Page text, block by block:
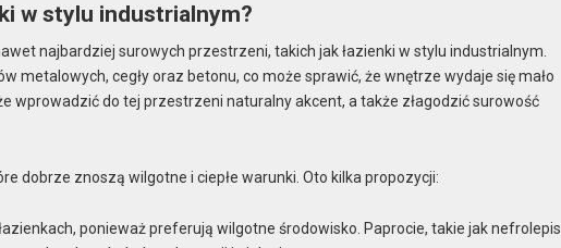
w stylu industrialnym?
najbardziej surowych przestrzeni, takich jak łazienki w stylu industrialnym.
metalowych, cegły oraz betonu, co może sprawić, że wnętrze wydaje się mało
wprowadzić do tej przestrzeni naturalny akcent, a także złagodzić surowość
dobrze znoszą wilgotne i ciepłe warunki. Oto kilka propozycji:
ponieważ preferują wilgotne środowisko. Paprocie, takie jak nefrolepis